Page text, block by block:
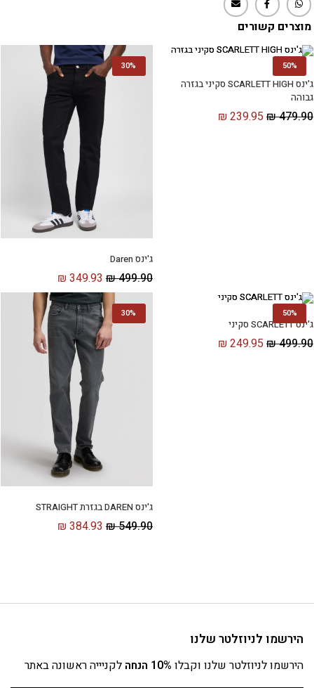
מוצרים קשורים
50%
ג'ינס SCARLETT HIGH סקיני בגזרה
גבוהה
₪479.90
₪ 239.95
30%
ג'ינס Daren
₪499.90
₪ 349.93
50%
ג'ינס SCARLETT סקיני
₪499.90
₪ 249.95
30%
ג'ינס DAREN בגזרת STRAIGHT
₪549.90
₪ 384.93
הירשמו לניוזלטר שלנו
הירשמו לניוזלטר שלנו וקבלו 10% הנחה לקניייה ראשונה באתר